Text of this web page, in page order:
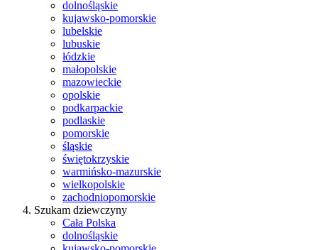
dolnośląskie
kujawsko-pomorskie
lubelskie
lubuskie
łódzkie
małopolskie
mazowieckie
opolskie
podkarpackie
podlaskie
pomorskie
śląskie
świętokrzyskie
warmińsko-mazurskie
wielkopolskie
zachodniopomorskie
Szukam dziewczyny
Cała Polska
dolnośląskie